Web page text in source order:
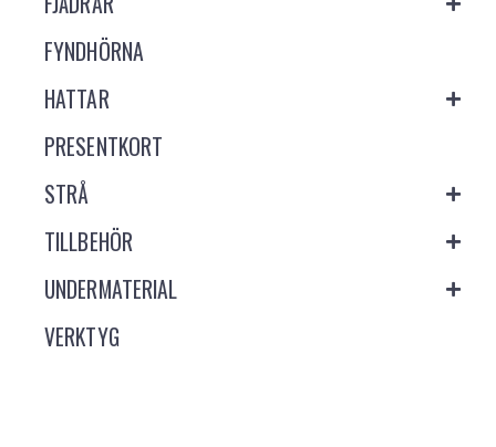
FYNDHÖRNA
HATTAR
PRESENTKORT
STRÅ
TILLBEHÖR
UNDERMATERIAL
VERKTYG